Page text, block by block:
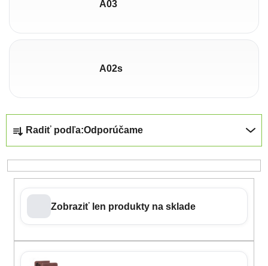
A03
A02s
Radiť podľa:Odporúčame
Zobraziť len produkty na sklade